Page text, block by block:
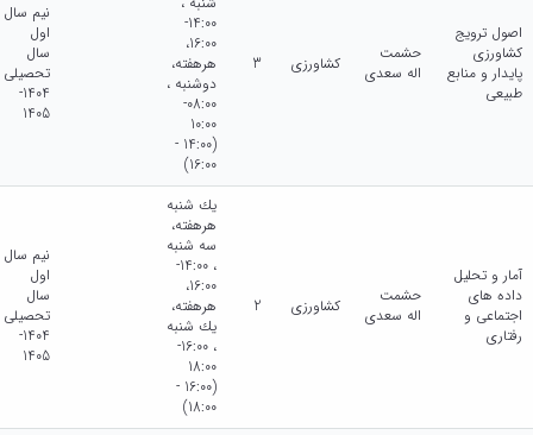
اصول ترویج
کشاورزی
پایدار و منابع
طبیعی
حشمت
اله سعدی
کشاورزی 3
14:00-
16:00،
هرهفته،
دوشنبه ،
08:00-
10:00
(14:00 -
16:00)
نیم سال
اول
سال
تحصیلی
1404-
1405
آمار و تحلیل
داده های
اجتماعی و
رفتاری
حشمت
اله سعدی
کشاورزی 2
يك شنبه
هرهفته،
سه شنبه
، 14:00-
16:00،
هرهفته،
يك شنبه
، 16:00-
18:00
(16:00 -
18:00)
نیم سال
اول
سال
تحصیلی
1404-
1405